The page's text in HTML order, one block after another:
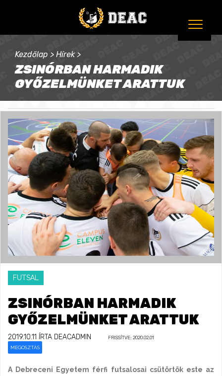
Kezdőlap > Hírek >
ZSINÓRBAN HARMADIK
GYŐZELMÜNKET ARATTUK
FUTSAL
ZSINÓRBAN HARMADIK
GYŐZELMÜNKET ARATTUK
2019.10.11 ÍRTA DEACADMIN FRISSÍTVE: 2020.02.01
MEGOSZTÁS
A Debreceni Egyetem férfi futsalosai csütörtök este az